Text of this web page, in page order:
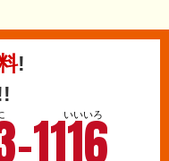
!
いいいろ
1116